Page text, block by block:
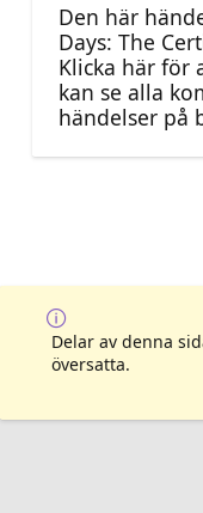
Den här
Days: The
Klicka här för
kan se alla
händelser på
Delar av denna
översatta.